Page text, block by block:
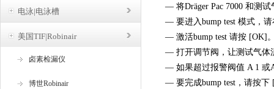
电泳|电泳槽
美国TIF|Robinair
卤素检漏仪
博世Robinair
— 将Dräger Pac 7000 和测
— 要进入bump test 模式，
— 激活bump test 请按 [OK]
— 打开调节阀，让测试气体
— 如果超过报警阀值 A 1 或
— 要完成bump test，请按